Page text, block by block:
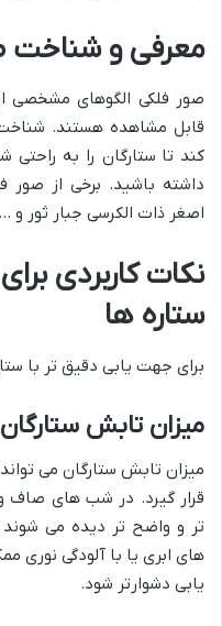
معرفی و شناخت
صور فلکی الگوهای مشخصی
قابل مشاهده هستند.
کند تا ستارگان را به
داشته باشید. برخی از صور
اصغر ذات الکرسی جبار ثور و
نکات کاربردی
ستاره ها
برای جهت یابی دقیق تر با
میزان تابش
میزان تابش ستارگان می
قرار گیرد. در شب های صاف
تر و واضح تر دیده می
های ابری یا با آلودگی
یابی دشوارتر شود.